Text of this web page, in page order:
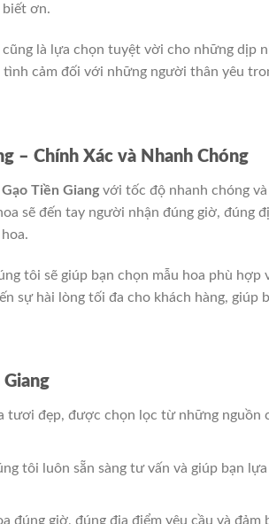
biết ơn.
là lựa chọn tuyệt vời cho những dịp
cảm đối với những người thân yêu
– Chính Xác và Nhanh Chóng
Tiền Giangvới tốc độ nhanh chóng và
sẽ đến tay người nhận đúng giờ, đúng
tôi sẽ giúp bạn chọn mẫu hoa phù hợp
sự hài lòng tối đa cho khách hàng, giúp
tươi đẹp, được chọn lọc từ những nguồn
tôi luôn sẵn sàng tư vấn và giúp bạn lựa
đúng giờ, đúng địa điểm yêu cầu và đảm